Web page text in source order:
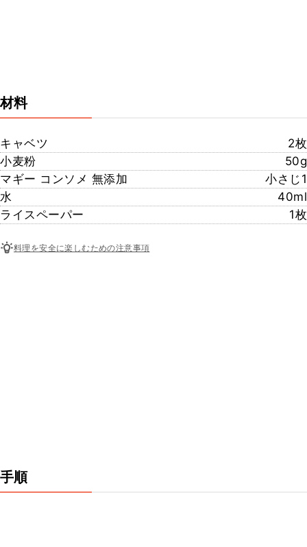
材料
キャベツ
2枚
小麦粉
50g
マギー コンソメ 無添加
小さじ1
水
40ml
ライスペーパー
1枚
料理を安全に楽しむための注意事項
手順